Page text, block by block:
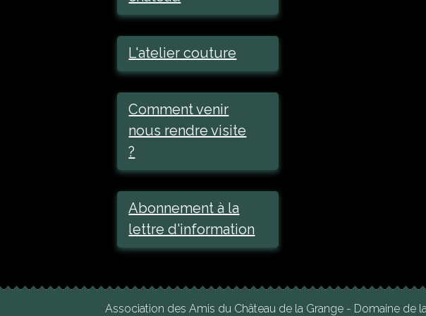
L'atelier couture
Comment venir
nous rendre visite
?
Abonnement à la
lettre d'information
Association des Amis du Château de la Grange - Domaine de